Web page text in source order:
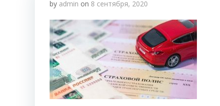
by admin on 8 сентября, 2020